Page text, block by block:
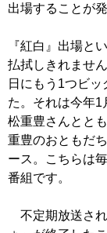
出場することが
『紅白』出場と
払拭しきれませ
日にもう1つビ
た。それは今年1
松重豊さんとと
重豊のおともだ
ース。こちらは
番組です。
不定期放送さ